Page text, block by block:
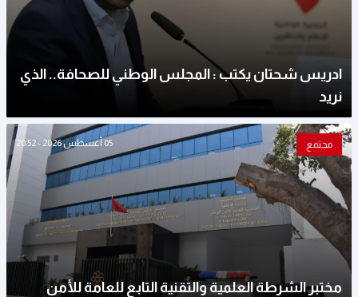
ادريس شحتان يكتب : المجلس الوطني للصحافة.. الذي
نريد
مجتمع 05 أغسطس 2026 - 20:52
مختبر الشرطة العلمية والتقنية التابع للعامة للأمن